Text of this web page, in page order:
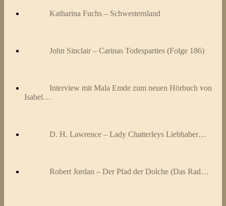
Katharina Fuchs – Schwesternland
John Sinclair – Carinas Todesparties (Folge 186)
Interview mit Mala Emde zum neuen Hörbuch von
Isabel…
D. H. Lawrence – Lady Chatterleys Liebhaber…
Robert Jordan – Der Pfad der Dolche (Das Rad…